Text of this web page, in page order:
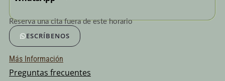
Reserva una cita fuera de este horario
ESCRÍBENOS
Más Información
Preguntas frecuentes